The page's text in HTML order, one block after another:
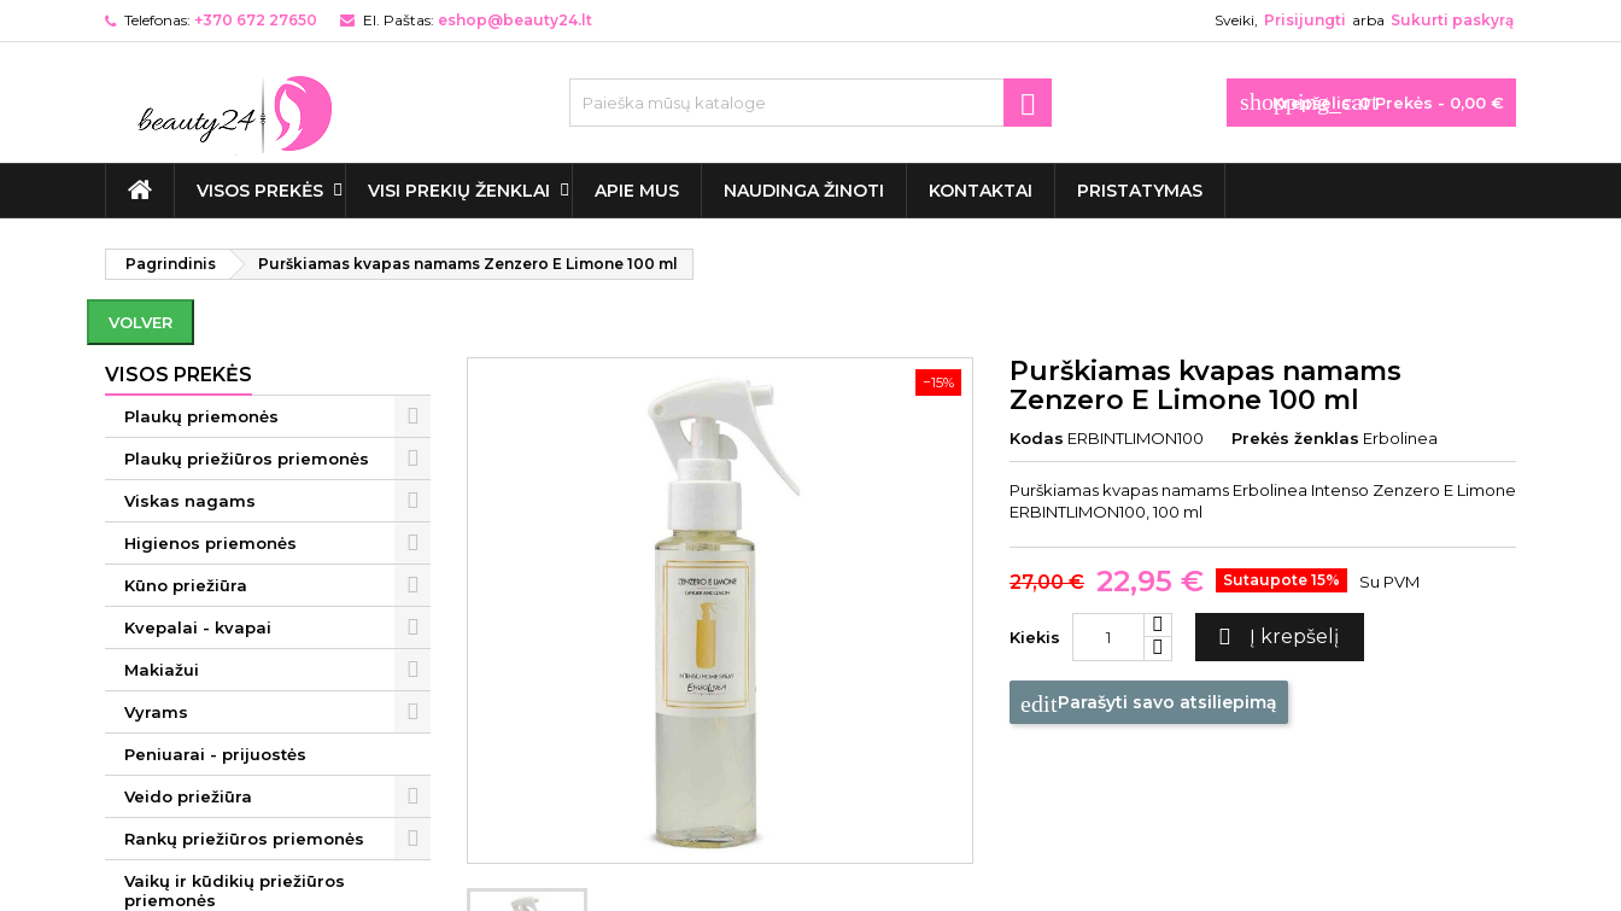
Telefonas: +370 672 27650 El. Paštas: eshop@beauty24.lt Sveiki, Prisijungti arba Sukurti paskyrą
shopping_cart
Krepšelis: 0Prekės - 0,00 €

VISOS PREKĖS VISI PREKIŲ ŽENKLAI APIE MUS NAUDINGA ŽINOTI KONTAKTAI PRISTATYMAS
Pagrindinis Purškiamas kvapas namams Zenzero E Limone 100 ml
VOLVER
VISOS PREKĖS
Plaukų priemonės
Plaukų priežiūros priemonės
Viskas nagams
Higienos priemonės
Kūno priežiūra
Kvepalai - kvapai
Makiažui
Vyrams
Peniuarai - prijuostės
Veido priežiūra
Rankų priežiūros priemonės
Vaikų ir kūdikių priežiūros
priemonės
−15%
Purškiamas kvapas namams
Zenzero E Limone 100 ml
Kodas ERBINTLIMON100 Prekės ženklas Erbolinea
Purškiamas kvapas namams Erbolinea Intenso Zenzero E Limone
ERBINTLIMON100, 100 ml
27,00 € 22,95 € Sutaupote 15% Su PVM
Kiekis  Į krepšelį
editParašyti savo atsiliepimą